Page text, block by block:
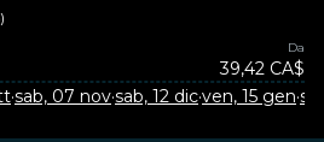
Da
39,42 CA$
·sab, 07 nov·sab, 12 dic·ven, 15 gen·